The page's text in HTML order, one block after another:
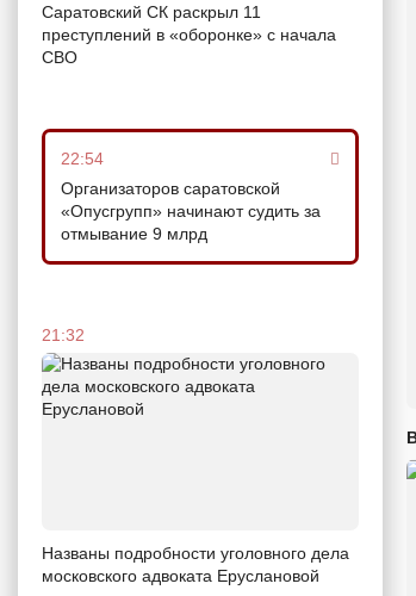
Саратовский СК раскрыл 11
преступлений в «оборонке» с начала
СВО
22:54
Организаторов саратовской
«Опусгрупп» начинают судить за
отмывание 9 млрд
21:32
Названы подробности уголовного дела
московского адвоката Еруслановой